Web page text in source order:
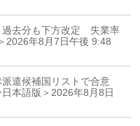
過去分も下方改定 失業率
2026年8月7日午後 9:48
派遣候補国リストで合意
本語版＞2026年8月8日